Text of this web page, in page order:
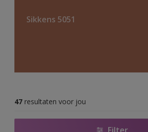
Sikkens 5051
47 resultaten voor jou
Filter